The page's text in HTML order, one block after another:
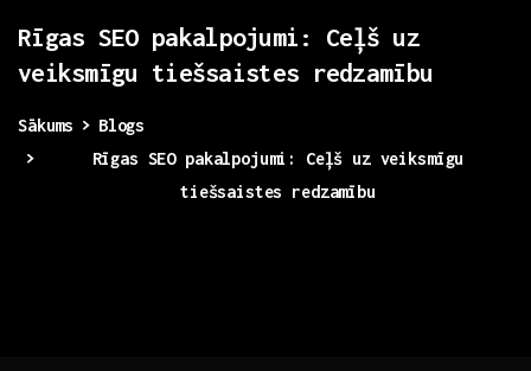
Rīgas SEO pakalpojumi: Ceļš uz
veiksmīgu tiešsaistes redzamību
Sākums
Blogs
Rīgas SEO pakalpojumi: Ceļš uz veiksmīgu
tiešsaistes redzamību